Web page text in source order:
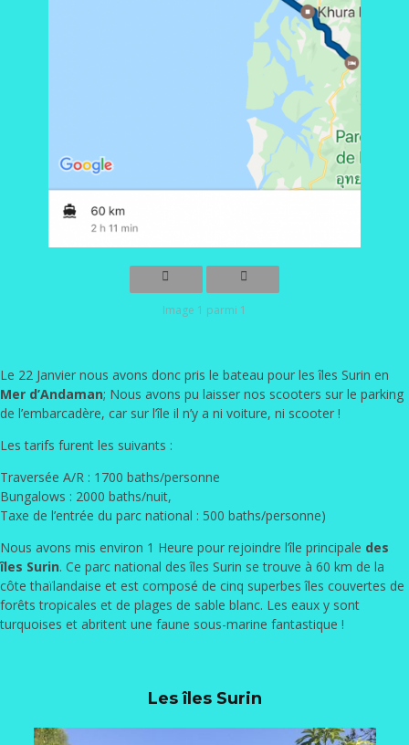
Image 1 parmi 1
Le 22 Janvier nous avons donc pris le bateau pour les îles Surin en
Mer d’Andaman; Nous avons pu laisser nos scooters sur le parking
de l’embarcadère, car sur l’île il n’y a ni voiture, ni scooter !
Les tarifs furent les suivants :
Traversée A/R : 1700 baths/personne
Bungalows : 2000 baths/nuit,
Taxe de l’entrée du parc national : 500 baths/personne)
Nous avons mis environ 1 Heure pour rejoindre l’île principale des
îles Surin. Ce parc national des îles Surin se trouve à 60 km de la
côte thaïlandaise et est composé de cinq superbes îles couvertes de
forêts tropicales et de plages de sable blanc. Les eaux y sont
turquoises et abritent une faune sous-marine fantastique !
Les îles Surin